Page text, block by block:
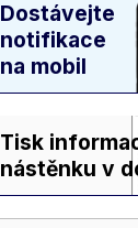
Dostávejte
notifikace
na mobil
Tisk
nástěnku v